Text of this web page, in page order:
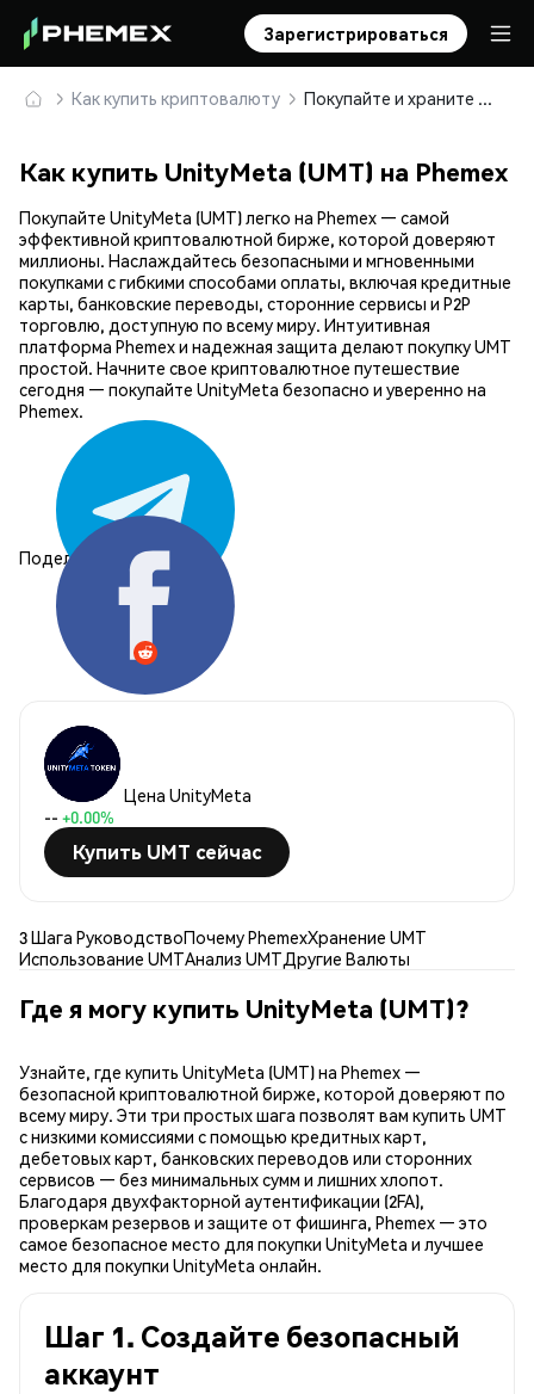
Зарегистрироваться
Как купить криптовалюту Покупайте и храните UnityMeta (UMT) безопасно
Как купить UnityMeta (UMT) на Phemex
Покупайте UnityMeta (UMT) легко на Phemex — самой
эффективной криптовалютной бирже, которой доверяют
миллионы. Наслаждайтесь безопасными и мгновенными
покупками с гибкими способами оплаты, включая кредитные
карты, банковские переводы, сторонние сервисы и P2P
торговлю, доступную по всему миру. Интуитивная
платформа Phemex и надежная защита делают покупку UMT
простой. Начните свое криптовалютное путешествие
сегодня — покупайте UnityMeta безопасно и уверенно на
Phemex.
Поделиться:
Цена UnityMeta
-- +0.00%
Купить UMT сейчас
3 Шага РуководствоПочему PhemexХранение UMT
Использование UMTАнализ UMTДругие Валюты
Где я могу купить UnityMeta (UMT)?
Узнайте, где купить UnityMeta (UMT) на Phemex —
безопасной криптовалютной бирже, которой доверяют по
всему миру. Эти три простых шага позволят вам купить UMT
с низкими комиссиями с помощью кредитных карт,
дебетовых карт, банковских переводов или сторонних
сервисов — без минимальных сумм и лишних хлопот.
Благодаря двухфакторной аутентификации (2FA),
проверкам резервов и защите от фишинга, Phemex — это
самое безопасное место для покупки UnityMeta и лучшее
место для покупки UnityMeta онлайн.
Шаг 1. Создайте безопасный
аккаунт